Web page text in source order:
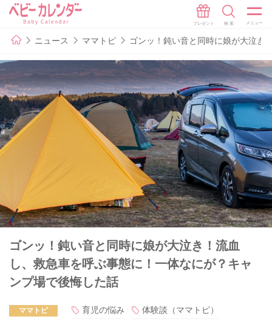
ニュース ママトピ ゴンッ！鈍い音と同時に娘が大泣き
ゴンッ！鈍い音と同時に娘が大泣き！流血
し、救急車を呼ぶ事態に！一体なにが？キャ
ンプ場で後悔した話
ママトピ 育児の悩み 体験談（ママトピ）